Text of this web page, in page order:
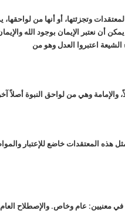
وتجزئتها، أو أنها من لواحقها،
أن نعتبر الإيمان بوجود الله والإيمان
اعتبروا العدل وهو من
والإمامة وهي من لواحق النبوة أصلاً
هذه المعتقدات خاضع للإعتبار
في معنيين: عام وخاص. والإصطلاح